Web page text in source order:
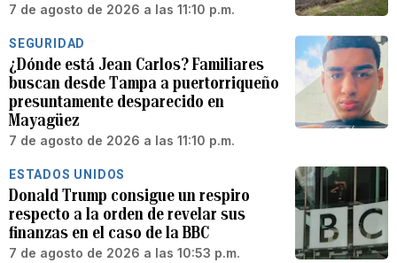
7 de agosto de 2026 a las 11:10 p.m.
SEGURIDAD
¿Dónde está Jean Carlos? Familiares
buscan desde Tampa a puertorriqueño
presuntamente desparecido en
Mayagüez
7 de agosto de 2026 a las 11:10 p.m.
ESTADOS UNIDOS
Donald Trump consigue un respiro
respecto a la orden de revelar sus
finanzas en el caso de la BBC
7 de agosto de 2026 a las 10:53 p.m.